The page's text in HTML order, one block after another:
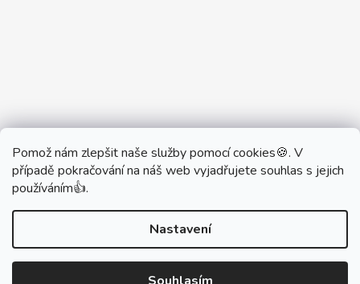
Pomož nám zlepšit naše služby pomocí cookies🍪. V
případě pokračování na náš web vyjadřujete souhlas s jejich
používáním👍.
Nastavení
Partner Showroom MONOBRAND
Partner Eshop Monobrand.online
Vytvořil Shoptet